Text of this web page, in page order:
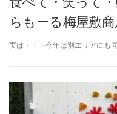
らもーる梅屋敷
実は・・・今年は別エリアにも